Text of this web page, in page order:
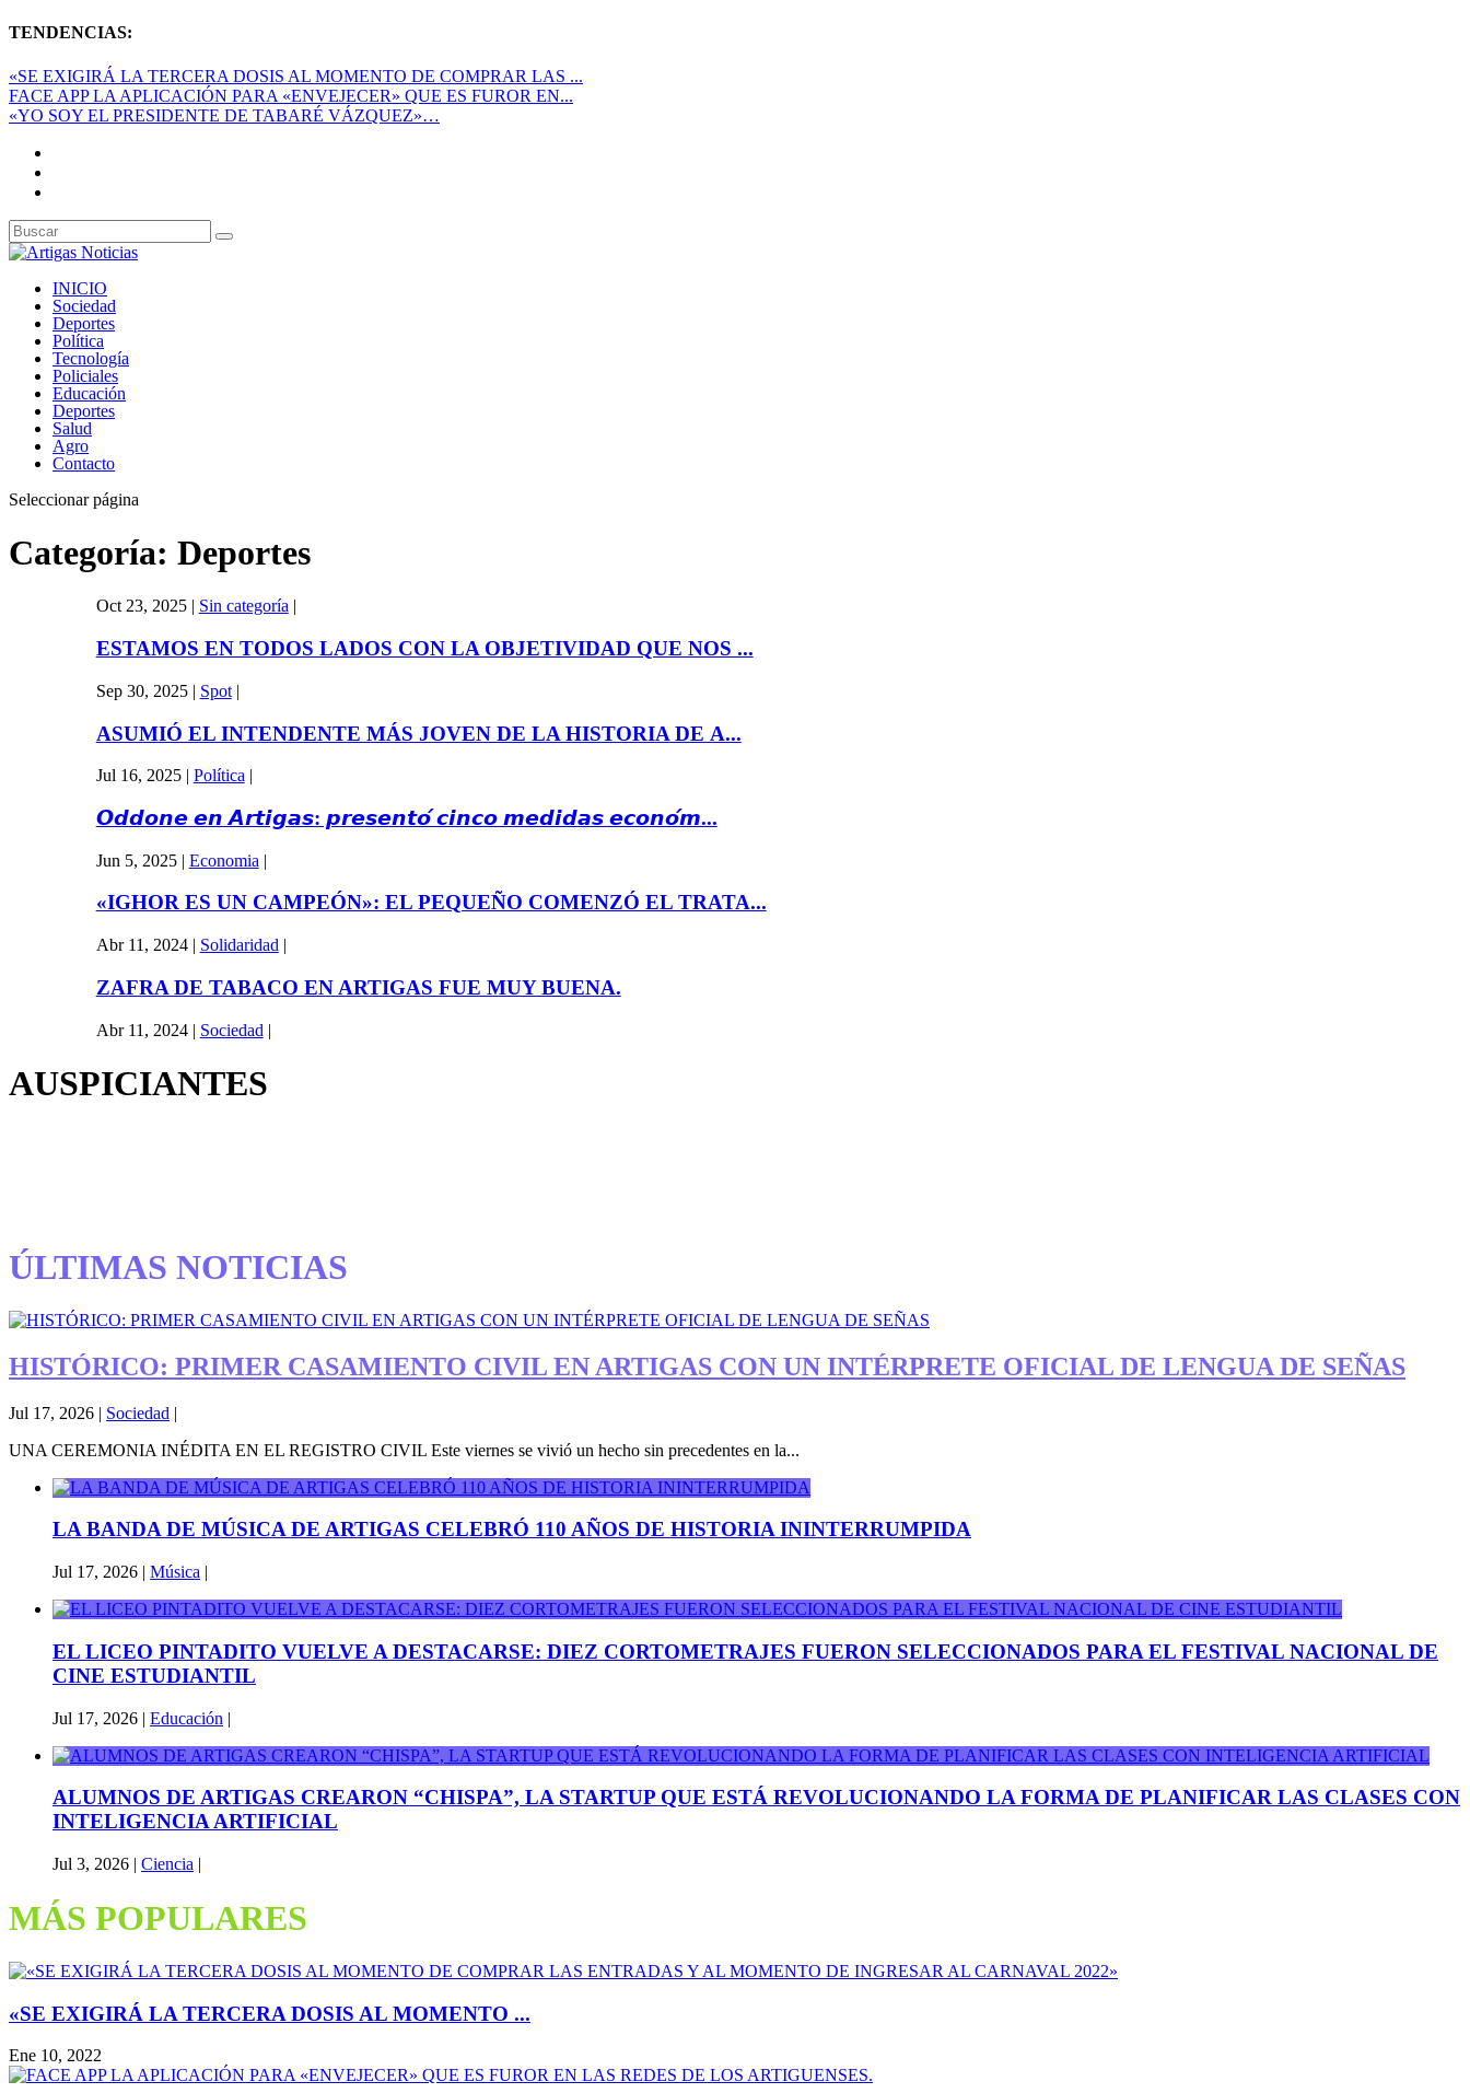
TENDENCIAS:
«SE EXIGIRÁ LA TERCERA DOSIS AL MOMENTO DE COMPRAR LAS ...
FACE APP LA APLICACIÓN PARA «ENVEJECER» QUE ES FUROR EN...
«YO SOY EL PRESIDENTE DE TABARÉ VÁZQUEZ»…
INICIO
Sociedad
Deportes
Política
Tecnología
Policiales
Educación
Deportes
Salud
Agro
Contacto
Seleccionar página
Categoría: Deportes
Oct 23, 2025| Sin categoría|
ESTAMOS EN TODOS LADOS CON LA OBJETIVIDAD QUE NOS ...
Sep 30, 2025| Spot|
ASUMIÓ EL INTENDENTE MÁS JOVEN DE LA HISTORIA DE A...
Jul 16, 2025| Política |
𝙊𝙙𝙙𝙤𝙣𝙚 𝙚𝙣 𝘼𝙧𝙩𝙞𝙜𝙖𝙨: 𝙥𝙧𝙚𝙨𝙚𝙣𝙩𝙤́ 𝙘𝙞𝙣𝙘𝙤 𝙢𝙚𝙙𝙞𝙙𝙖𝙨 𝙚𝙘𝙤𝙣𝙤́𝙢...
Jun 5, 2025| Economia |
«IGHOR ES UN CAMPEÓN»: EL PEQUEÑO COMENZÓ EL TRATA...
Abr 11, 2024| Solidaridad |
ZAFRA DE TABACO EN ARTIGAS FUE MUY BUENA.
Abr 11, 2024| Sociedad |
AUSPICIANTES
ÚLTIMAS NOTICIAS
HISTÓRICO: PRIMER CASAMIENTO CIVIL EN ARTIGAS CON UN INTÉRPRETE OFICIAL DE LENGUA DE SEÑAS
Jul 17, 2026 | Sociedad |
UNA CEREMONIA INÉDITA EN EL REGISTRO CIVIL Este viernes se vivió un hecho sin precedentes en la...
LA BANDA DE MÚSICA DE ARTIGAS CELEBRÓ 110 AÑOS DE HISTORIA ININTERRUMPIDA
Jul 17, 2026 | Música |
EL LICEO PINTADITO VUELVE A DESTACARSE: DIEZ CORTOMETRAJES FUERON SELECCIONADOS PARA EL FESTIVAL NACIONAL DE
CINE ESTUDIANTIL
Jul 17, 2026 | Educación |
ALUMNOS DE ARTIGAS CREARON “CHISPA”, LA STARTUP QUE ESTÁ REVOLUCIONANDO LA FORMA DE PLANIFICAR LAS CLASES CON
INTELIGENCIA ARTIFICIAL
Jul 3, 2026 | Ciencia |
MÁS POPULARES
«SE EXIGIRÁ LA TERCERA DOSIS AL MOMENTO ...
Ene 10, 2022